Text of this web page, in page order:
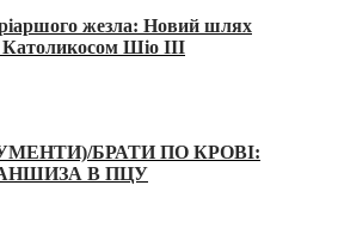
жезла: Новий шлях
Католикосом Шіо III
БРАТИ ПО КРОВІ:
В ПЦУ